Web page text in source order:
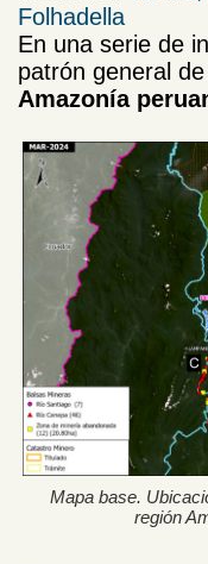
Folhadella
En una serie de
patrón general
Amazonía
Mapa base.
región